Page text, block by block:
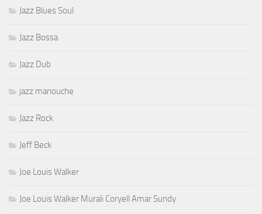
Jazz Blues Soul
Jazz Bossa
Jazz Dub
jazz manouche
Jazz Rock
Jeff Beck
Joe Louis Walker
Joe Louis Walker Murali Coryell Amar Sundy